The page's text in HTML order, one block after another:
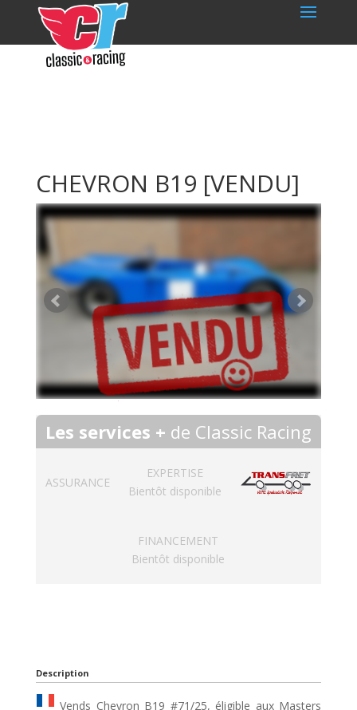
CHEVRON B19 [VENDU]
Les services + de Classic Racing
ASSURANCE
EXPERTISE
Bientôt disponible
FINANCEMENT
Bientôt disponible
Description
Vends Chevron B19 #71/25, éligible aux Masters